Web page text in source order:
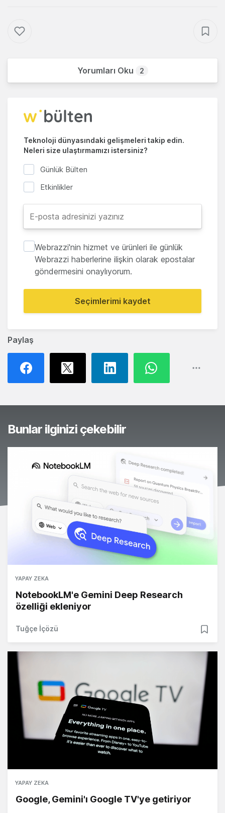
Paylaş
Yorumları Oku 2
Teknoloji dünyasındaki gelişmeleri takip edin.
Neleri size ulaştırmamızı istersiniz?
Günlük Bülten
Etkinlikler
Webrazzi'nin hizmet ve ürünleri ile günlük
Webrazzi haberlerine ilişkin olarak epostalar
göndermesini onaylıyorum.
Seçimlerimi kaydet
Bunlar ilginizi çekebilir
YAPAY ZEKA
NotebookLM'e Gemini Deep Research
özelliği ekleniyor
Tuğçe İçözü
YAPAY ZEKA
Google, Gemini'ı Google TV'ye getiriyor